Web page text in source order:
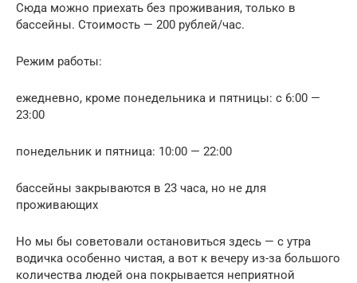
Сюда можно приехать без проживания, только в
бассейны. Стоимость — 200 рублей/час.
Режим работы:
ежедневно, кроме понедельника и пятницы: c 6:00 —
23:00
понедельник и пятница: 10:00 — 22:00
бассейны закрываются в 23 часа, но не для
проживающих
Но мы бы советовали остановиться здесь — с утра
водичка особенно чистая, а вот к вечеру из-за большого
количества людей она покрывается неприятной